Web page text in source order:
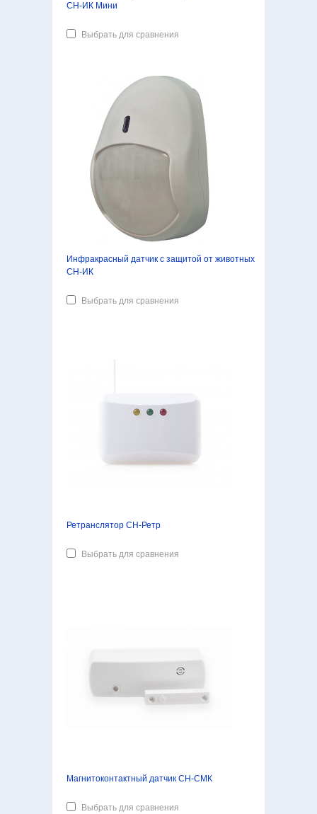
СН-ИК Мини
Выбрать для сравнения
Инфракрасный датчик с защитой от животных
СН-ИК
Выбрать для сравнения
Ретранслятор СН-Ретр
Выбрать для сравнения
Магнитоконтактный датчик СН-СМК
Выбрать для сравнения